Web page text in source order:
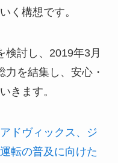
く構想です。
検討し、2019年3月
を結集し、安心・
きます。
ドヴィックス、ジ
転の普及に向けた